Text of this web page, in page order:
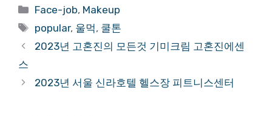
Categories
Face-job, Makeup
Tags
popular, 울먹, 쿨톤
2023년 고혼진의 모든것 기미크림 고혼진에센
스
2023년 서울 신라호텔 헬스장 피트니스센터